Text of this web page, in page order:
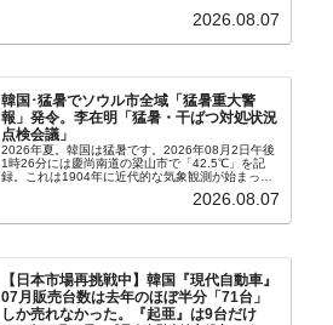
2.8％上昇（06月は3.2％）となり、上昇率は前...
2026.08.07
韓国･猛暑でソウル市全域「猛暑重大警
報」発令。李在明「猛暑・干ばつ対処状況
点検会議」
2026年夏。韓国は猛暑です。2026年08月2日午後
1時26分には慶尚南道の梁山市で「42.5℃」を記
録。これは1904年に近代的な気象観測が始まって
ウル市全域への「猛暑重大警報」が発令され...
2026.08.07
【日本市場再挑戦中】韓国『現代自動車』
07月販売台数は去年のほぼ半分「71台」
しか売れなかった。『起亜』は9台だけ